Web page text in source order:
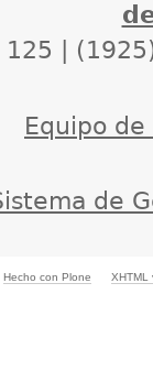
|
Equipo
de
Hecho con Plone XHTML